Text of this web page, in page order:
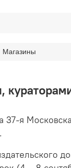
Магазины
37-я